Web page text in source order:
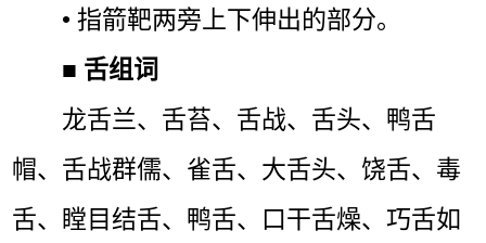
• 指箭靶两旁上下伸出的部分。
■ 舌组词
龙舌兰、舌苔、舌战、舌头、鸭舌
帽、舌战群儒、雀舌、大舌头、饶舌、毒
舌、瞠目结舌、鸭舌、口干舌燥、巧舌如